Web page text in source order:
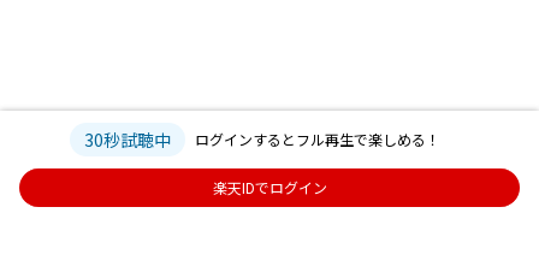
30秒試聴中 ログインするとフル再生で楽しめる！
楽天IDでログイン